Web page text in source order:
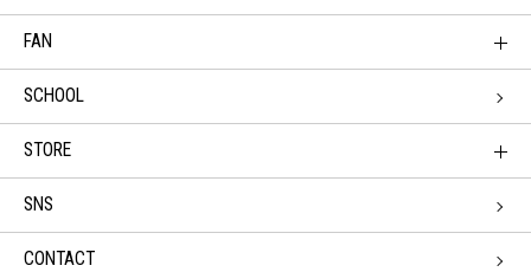
FAN
SCHOOL
STORE
SNS
CONTACT